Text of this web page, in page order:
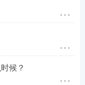
候？